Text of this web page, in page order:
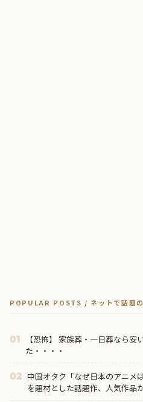
POPULAR POSTS / ネットで話題
01
【恐怖】 家族葬・一日葬なら安
た・・・・
02 中国オタク「なぜ日本のアニメ
を題材とした話題作、人気作品